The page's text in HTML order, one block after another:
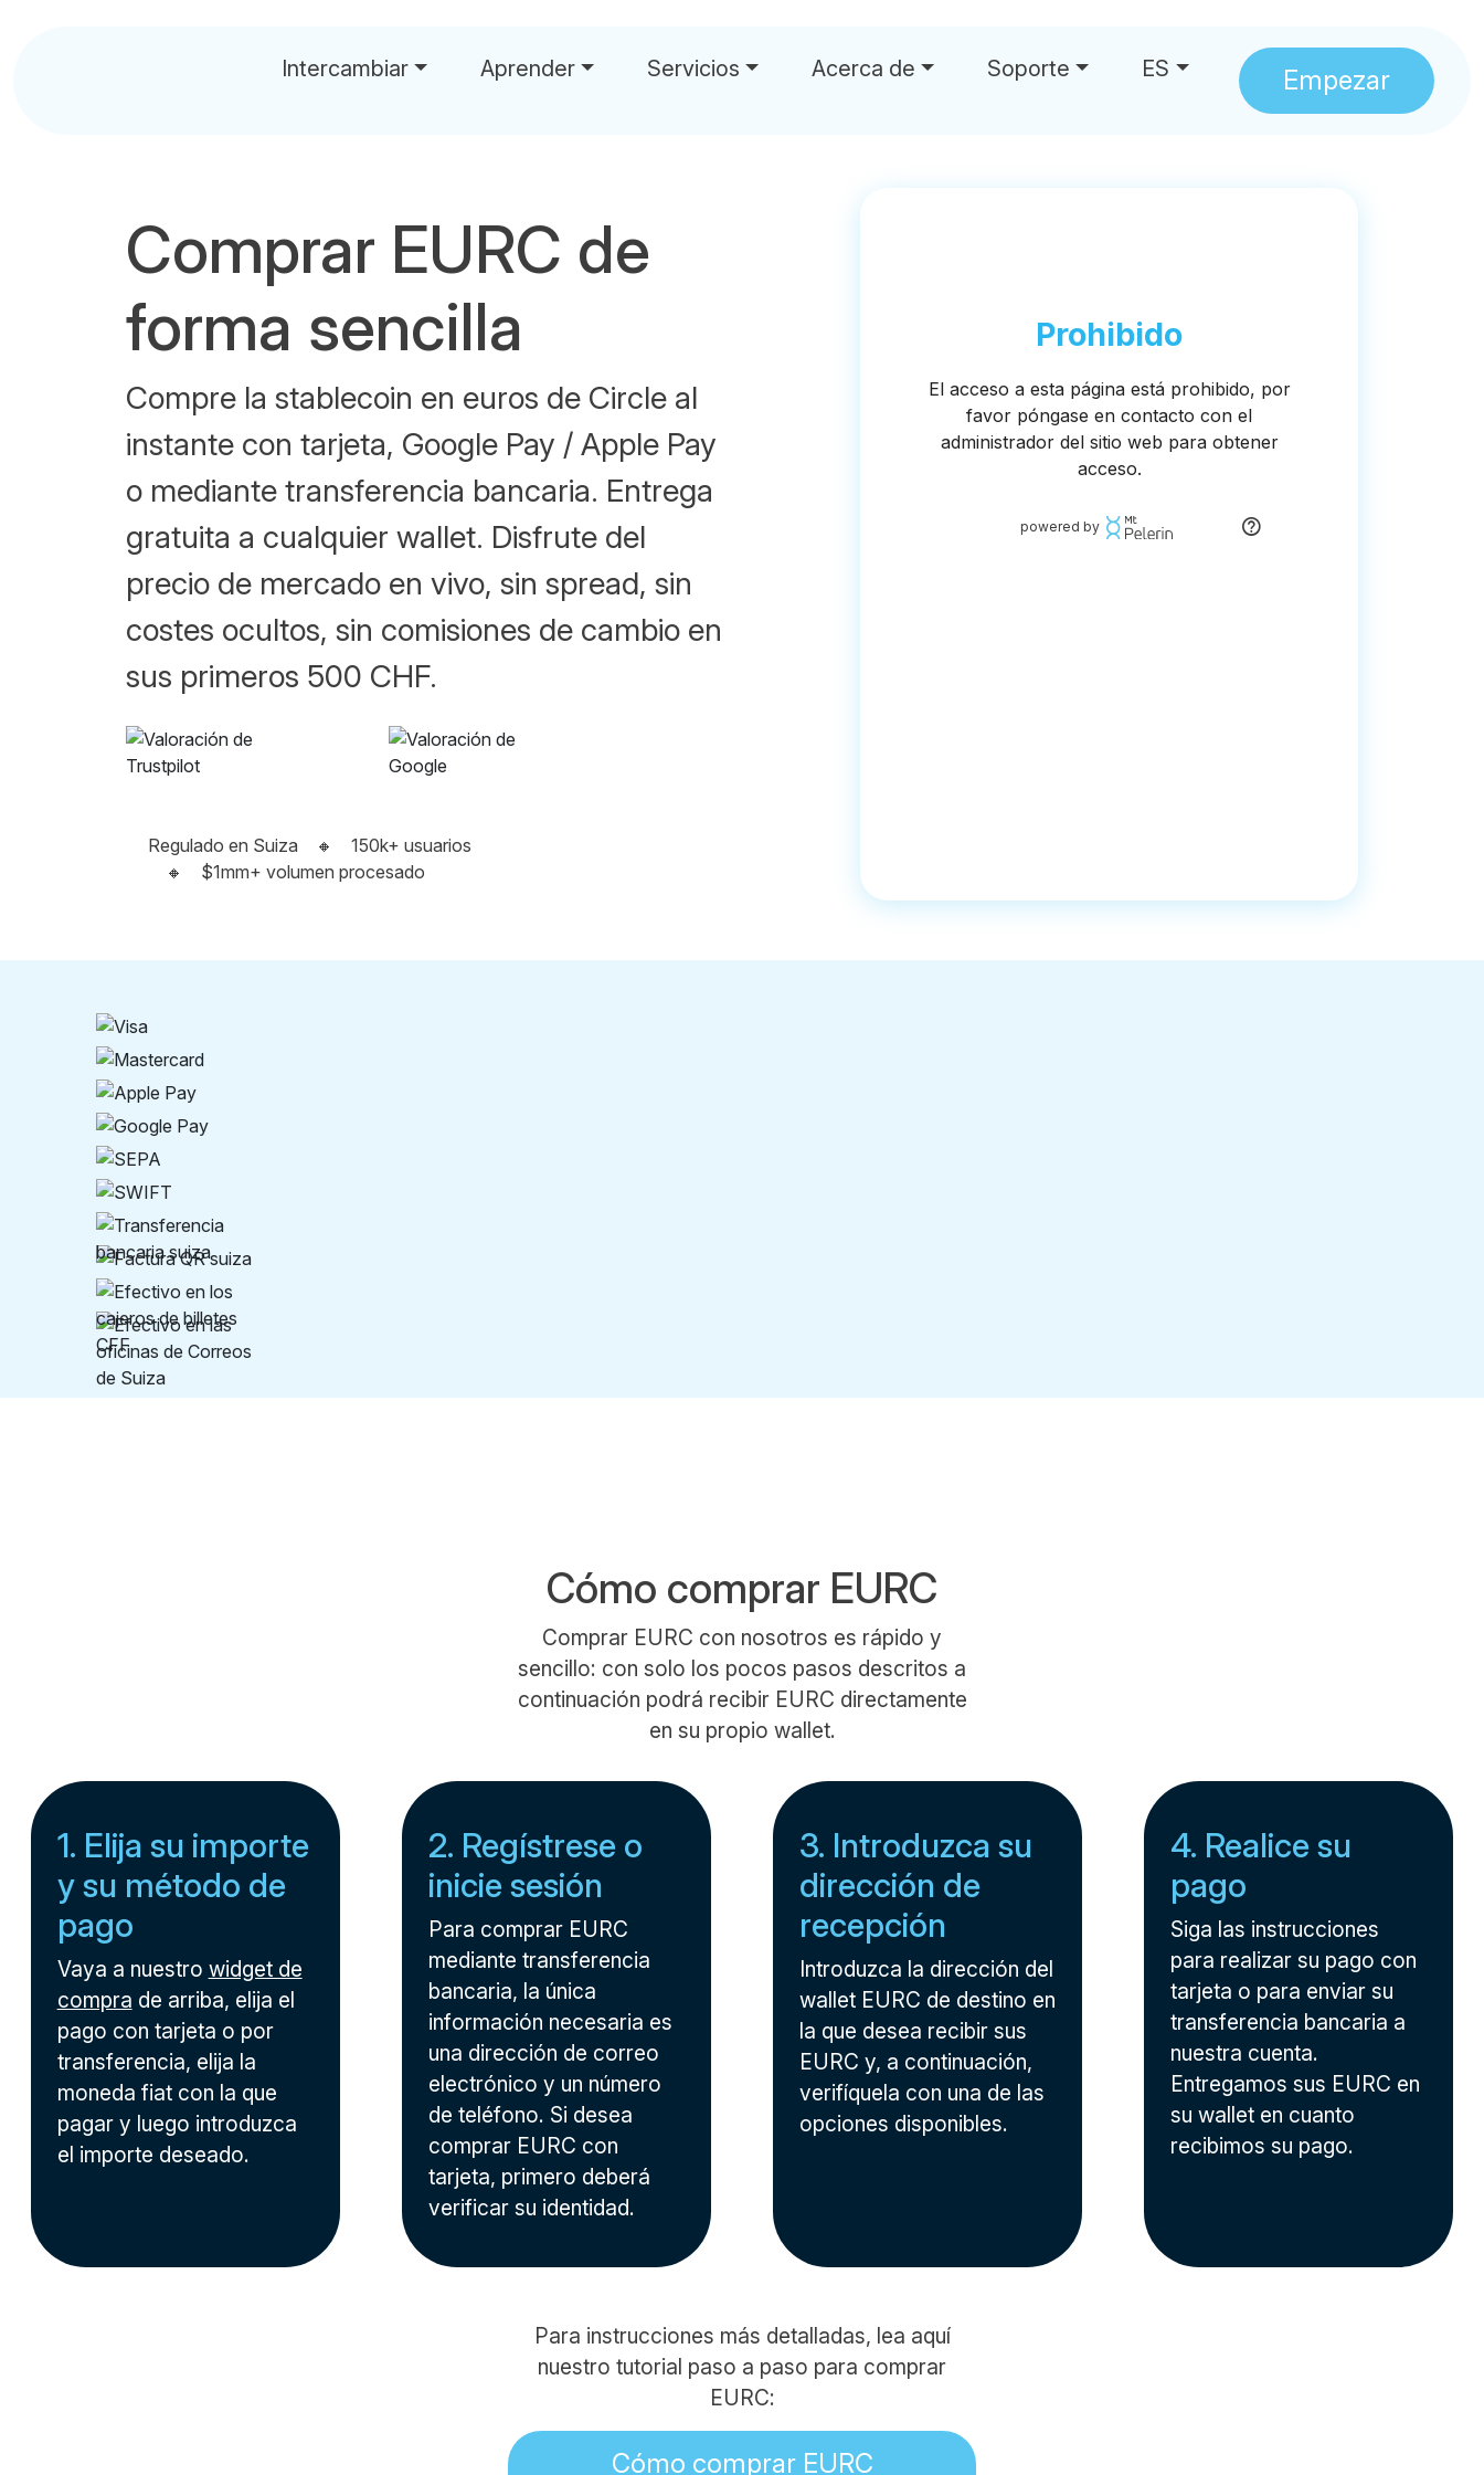
Intercambiar Aprender Servicios Acerca de Soporte ES Empezar
Comprar EURC de
forma sencilla
Compre la stablecoin en euros de Circle al
instante con tarjeta, Google Pay / Apple Pay
o mediante transferencia bancaria. Entrega
gratuita a cualquier wallet. Disfrute del
precio de mercado en vivo, sin spread, sin
costes ocultos, sin comisiones de cambio en
sus primeros 500 CHF.
Regulado en Suiza 🔸
150k+ usuarios
🔸
$1mm+ volumen procesado
Cómo comprar EURC
Comprar EURC con nosotros es rápido y
sencillo: con solo los pocos pasos descritos a
continuación podrá recibir EURC directamente
en su propio wallet.
1. Elija su importe
y su método de
pago
Vaya a nuestro widget de
compra de arriba, elija el
pago con tarjeta o por
transferencia, elija la
moneda fiat con la que
pagar y luego introduzca
el importe deseado.
2. Regístrese o
inicie sesión
Para comprar EURC
mediante transferencia
bancaria, la única
información necesaria es
una dirección de correo
electrónico y un número
de teléfono. Si desea
comprar EURC con
tarjeta, primero deberá
verificar su identidad.
3. Introduzca su
dirección de
recepción
Introduzca la dirección del
wallet EURC de destino en
la que desea recibir sus
EURC y, a continuación,
verifíquela con una de las
opciones disponibles.
4. Realice su
pago
Siga las instrucciones
para realizar su pago con
tarjeta o para enviar su
transferencia bancaria a
nuestra cuenta.
Entregamos sus EURC en
su wallet en cuanto
recibimos su pago.
Para instrucciones más detalladas, lea aquí
nuestro tutorial paso a paso para comprar
EURC:
Cómo comprar EURC